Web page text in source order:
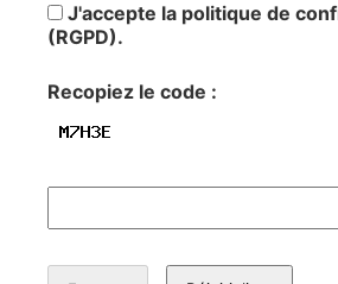
J'accepte la politique de
(RGPD).
Recopiez le code :